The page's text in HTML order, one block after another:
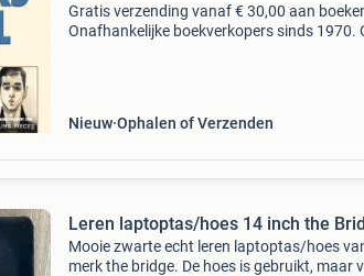
Gratis verzending vanaf € 30,00 aan
Onafhankelijke boekverkopers sinds 1970.
Nieuw Ophalen of Verzenden
Leren laptoptas/hoes 14 inch the
Mooie zwarte echt leren laptoptas/hoes
merk the bridge. De hoes is gebruikt, maar